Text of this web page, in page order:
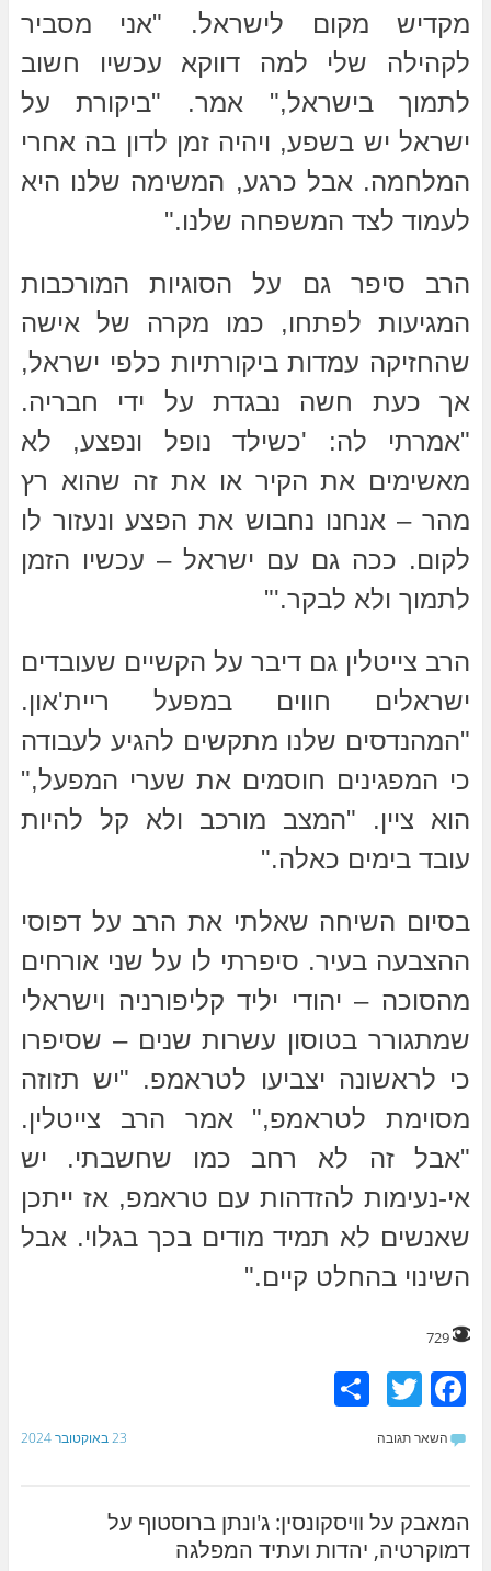
מקדיש מקום לישראל. "אני מסביר
לקהילה שלי למה דווקא עכשיו חשוב
לתמוך בישראל," אמר. "ביקורת על
ישראל יש בשפע, ויהיה זמן לדון בה אחרי
המלחמה. אבל כרגע, המשימה שלנו היא
לעמוד לצד המשפחה שלנו."
הרב סיפר גם על הסוגיות המורכבות
המגיעות לפתחו, כמו מקרה של אישה
שהחזיקה עמדות ביקורתיות כלפי ישראל,
אך כעת חשה נבגדת על ידי חבריה.
"אמרתי לה: 'כשילד נופל ונפצע, לא
מאשימים את הקיר או את זה שהוא רץ
מהר – אנחנו נחבוש את הפצע ונעזור לו
לקום. ככה גם עם ישראל – עכשיו הזמן
לתמוך ולא לבקר.'"
הרב צייטלין גם דיבר על הקשיים שעובדים
ישראלים חווים במפעל ריית'און.
"המהנדסים שלנו מתקשים להגיע לעבודה
כי המפגינים חוסמים את שערי המפעל,"
הוא ציין. "המצב מורכב ולא קל להיות
עובד בימים כאלה."
בסיום השיחה שאלתי את הרב על דפוסי
ההצבעה בעיר. סיפרתי לו על שני אורחים
מהסוכה – יהודי יליד קליפורניה וישראלי
שמתגורר בטוסון עשרות שנים – שסיפרו
כי לראשונה יצביעו לטראמפ. "יש תזוזה
מסוימת לטראמפ," אמר הרב צייטלין.
"אבל זה לא רחב כמו שחשבתי. יש
אי-נעימות להזדהות עם טראמפ, אז ייתכן
שאנשים לא תמיד מודים בכך בגלוי. אבל
השינוי בהחלט קיים."
729
F
a
c
b
T
w
itt
S
23 באוקטובר 2024 השאר תגובה
המאבק על וויסקונסין: ג'ונתן ברוסטוף על
דמוקרטיה, יהדות ועתיד המפלגה